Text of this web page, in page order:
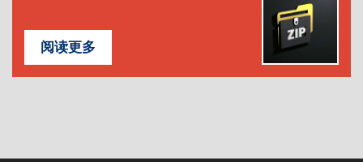
阅读更多